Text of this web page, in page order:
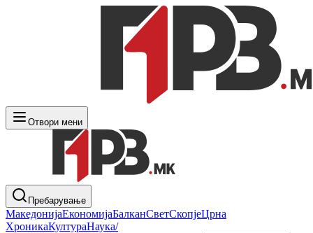
Отвори мени
Пребарување
МакедонијаЕкономијаБалканСветСкопјеЦрна
ХроникаКултураНаука/